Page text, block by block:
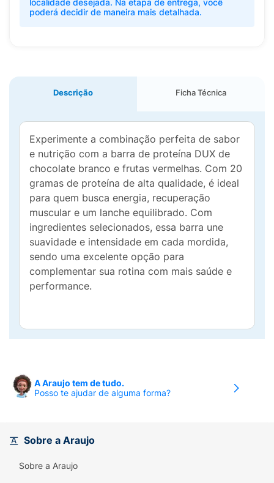
localidade desejada. Na etapa de entrega, você
poderá decidir de maneira mais detalhada.
Descrição Ficha Técnica
Experimente a combinação perfeita de sabor
e nutrição com a barra de proteína DUX de
chocolate branco e frutas vermelhas. Com 20
gramas de proteína de alta qualidade, é ideal
para quem busca energia, recuperação
muscular e um lanche equilibrado. Com
ingredientes selecionados, essa barra une
suavidade e intensidade em cada mordida,
sendo uma excelente opção para
complementar sua rotina com mais saúde e
performance.
A Araujo tem de tudo.
Posso te ajudar de alguma forma?
Sobre a Araujo
Sobre a Araujo